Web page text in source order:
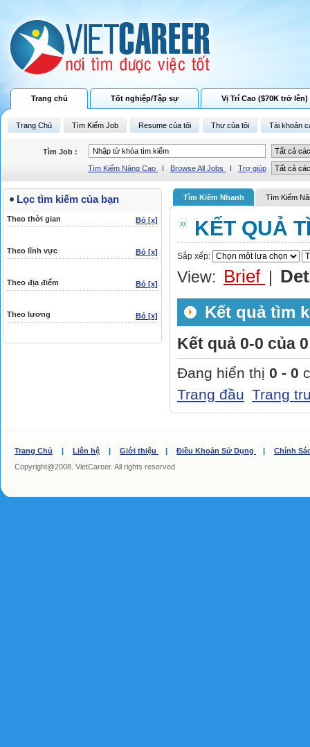
Trang chủ Tốt nghiệp/Tập sự Vị Trí Cao ($70K trở lên)
Trang Chủ Tìm Kiếm Job Resume của tôi Thư của tôi Tài khoản
Tìm Job :
Tìm Kiếm Nâng Cao
I Browse All Jobs I Trợ giúp
Lọc tìm kiếm của bạn
Theo thời gian Bỏ [x]
Theo lĩnh vực Bỏ [x]
Theo địa điểm Bỏ [x]
Theo lương Bỏ [x]
Tìm Kiếm Nhanh Tìm Kiếm
KẾT QUẢ
Sắp xếp:
View: Brief
Kết quả tìm
Kết quả 0-0 của 0
Đang hiển thị 0 - 0
Trang đầu Trang
Trang Chủ | Liên hệ | Giới thiệu | Điều Khoản Sử Dụng |
Chính
Copyright@2008. VietCareer. All rights reserved